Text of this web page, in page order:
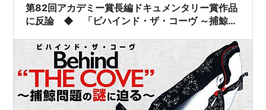
日本公開版は漁師の顔にぼかしをかけたバージョンとな
っている。
作品概要
リック・オバリーは60年代、アメリカのテレビシ
リーズ『わんぱくフリッパー』で調教師兼俳優と
第82回アカデミー賞長編ドキュメンタリー賞作品
に反論 ◆ 「ビハインド・ザ・コーヴ ～捕鯨問